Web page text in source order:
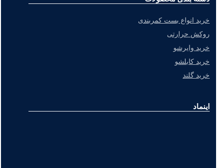
خرید انواع بست کمربندی
روکش حرارتی
خرید وایرشو
خرید کابلشو
خرید گلند
اینماد